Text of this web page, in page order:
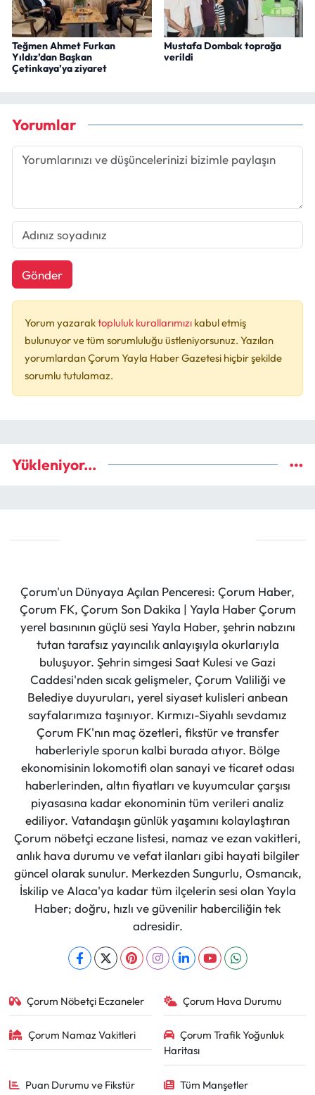
Teğmen Ahmet Furkan
Yıldız’dan Başkan
Çetinkaya’ya ziyaret
Mustafa Dombak toprağa
verildi
Yorumlar
Gönder
Yorum yazaraktopluluk kurallarımızı kabul etmiş
bulunuyor ve tüm sorumluluğu üstleniyorsunuz. Yazılan
yorumlardan Çorum Yayla Haber Gazetesi hiçbir şekilde
sorumlu tutulamaz.
Yükleniyor...
Çorum'un Dünyaya Açılan Penceresi: Çorum Haber,
Çorum FK, Çorum Son Dakika | Yayla Haber Çorum
yerel basınının güçlü sesi Yayla Haber, şehrin nabzını
tutan tarafsız yayıncılık anlayışıyla okurlarıyla
buluşuyor. Şehrin simgesi Saat Kulesi ve Gazi
Caddesi'nden sıcak gelişmeler, Çorum Valiliği ve
Belediye duyuruları, yerel siyaset kulisleri anbean
sayfalarımıza taşınıyor. Kırmızı-Siyahlı sevdamız
Çorum FK'nın maç özetleri, fikstür ve transfer
haberleriyle sporun kalbi burada atıyor. Bölge
ekonomisinin lokomotifi olan sanayi ve ticaret odası
haberlerinden, altın fiyatları ve kuyumcular çarşısı
piyasasına kadar ekonominin tüm verileri analiz
ediliyor. Vatandaşın günlük yaşamını kolaylaştıran
Çorum nöbetçi eczane listesi, namaz ve ezan vakitleri,
anlık hava durumu ve vefat ilanları gibi hayati bilgiler
güncel olarak sunulur. Merkezden Sungurlu, Osmancık,
İskilip ve Alaca'ya kadar tüm ilçelerin sesi olan Yayla
Haber; doğru, hızlı ve güvenilir haberciliğin tek
adresidir.
Çorum Nöbetçi Eczaneler Çorum Hava Durumu
Çorum Namaz Vakitleri
Çorum Trafik Yoğunluk
Haritası
Puan Durumu ve Fikstür Tüm Manşetler